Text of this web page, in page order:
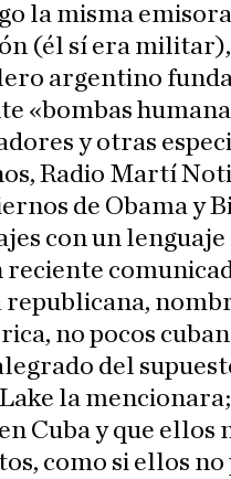
la misma
(él sí era
argentino
«bombas
y otras
Radio Martí
de Obama y
con un
reciente
no pocos
del
la
Cuba y que
como si ellos